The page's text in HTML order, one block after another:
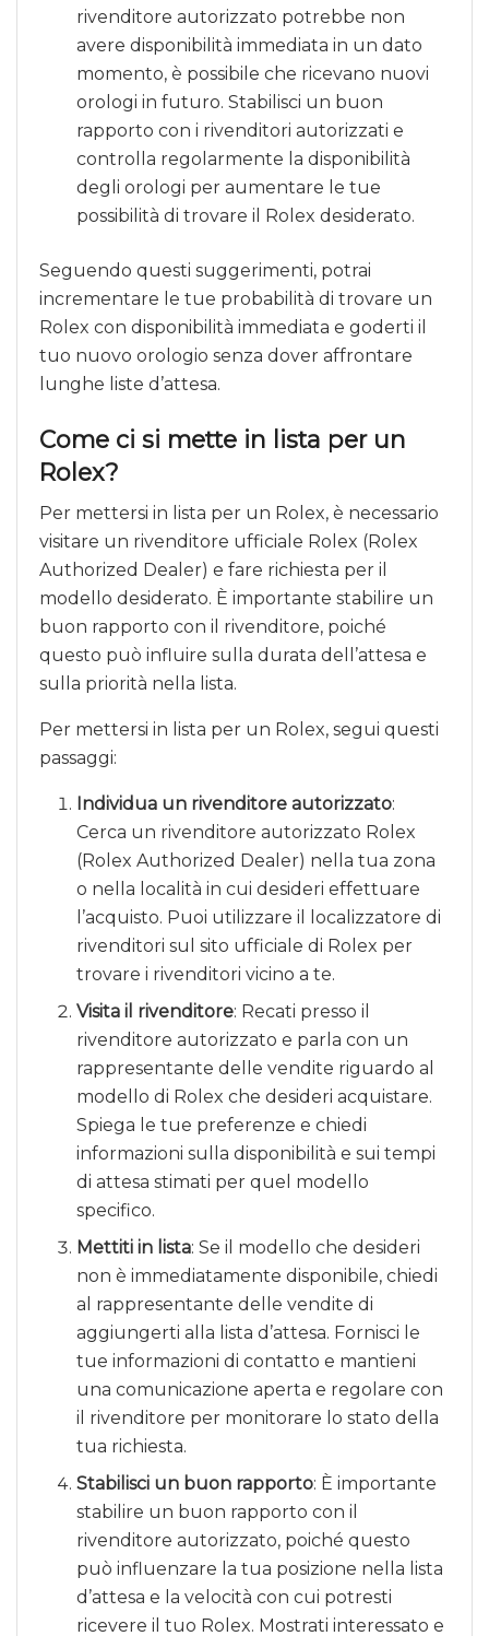
rivenditore autorizzato potrebbe non
avere disponibilità immediata in un dato
momento, è possibile che ricevano nuovi
orologi in futuro. Stabilisci un buon
rapporto con i rivenditori autorizzati e
controlla regolarmente la disponibilità
degli orologi per aumentare le tue
possibilità di trovare il Rolex desiderato.
Seguendo questi suggerimenti, potrai
incrementare le tue probabilità di trovare un
Rolex con disponibilità immediata e goderti il
tuo nuovo orologio senza dover affrontare
lunghe liste d’attesa.
Come ci si mette in lista per un
Rolex?
Per mettersi in lista per un Rolex, è necessario
visitare un rivenditore ufficiale Rolex (Rolex
Authorized Dealer) e fare richiesta per il
modello desiderato. È importante stabilire un
buon rapporto con il rivenditore, poiché
questo può influire sulla durata dell’attesa e
sulla priorità nella lista.
Per mettersi in lista per un Rolex, segui questi
passaggi:
Individua un rivenditore autorizzato:
Cerca un rivenditore autorizzato Rolex
(Rolex Authorized Dealer) nella tua zona
o nella località in cui desideri effettuare
l’acquisto. Puoi utilizzare il localizzatore di
rivenditori sul sito ufficiale di Rolex per
trovare i rivenditori vicino a te.
Visita il rivenditore: Recati presso il
rivenditore autorizzato e parla con un
rappresentante delle vendite riguardo al
modello di Rolex che desideri acquistare.
Spiega le tue preferenze e chiedi
informazioni sulla disponibilità e sui tempi
di attesa stimati per quel modello
specifico.
Mettiti in lista: Se il modello che desideri
non è immediatamente disponibile, chiedi
al rappresentante delle vendite di
aggiungerti alla lista d’attesa. Fornisci le
tue informazioni di contatto e mantieni
una comunicazione aperta e regolare con
il rivenditore per monitorare lo stato della
tua richiesta.
Stabilisci un buon rapporto: È importante
stabilire un buon rapporto con il
rivenditore autorizzato, poiché questo
può influenzare la tua posizione nella lista
d’attesa e la velocità con cui potresti
ricevere il tuo Rolex. Mostrati interessato e